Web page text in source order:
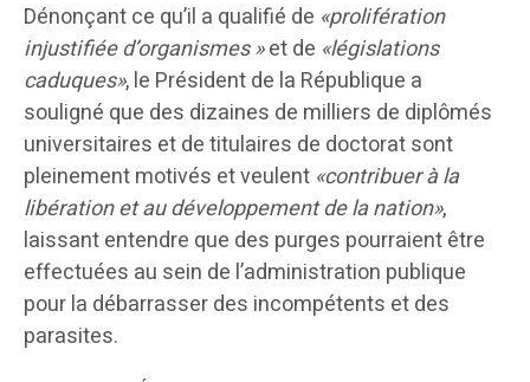
Dénonçant ce qu’il a qualifié de «prolifération
injustifiée d’organismes »et de «législations
caduques», le Président de la République a
souligné que des dizaines de milliers de diplômés
universitaires et de titulaires de doctorat sont
pleinement motivés et veulent «contribuer à la
libération et au développement de la nation»,
laissant entendre que des purges pourraient être
effectuées au sein de l’administration publique
pour la débarrasser des incompétents et des
parasites.